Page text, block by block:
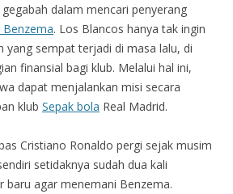
dalam mencari penyerang
Benzema. Los Blancos hanya tak ingin
yang sempat terjadi di masa lalu, di
finansial bagi klub. Melalui hal ini,
dapat menjalankan misi secara
klub Sepak bola Real Madrid.
Cristiano Ronaldo pergi sejak musim
setidaknya sudah dua kali
baru agar menemani Benzema.